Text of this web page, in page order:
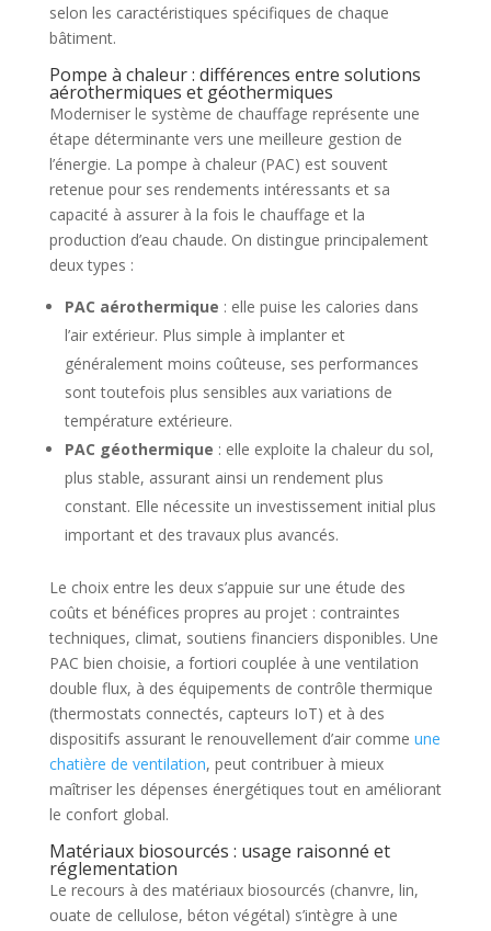
selon les caractéristiques spécifiques de chaque
bâtiment.
Pompe à chaleur : différences entre solutions
aérothermiques et géothermiques
Moderniser le système de chauffage représente une
étape déterminante vers une meilleure gestion de
l’énergie. La pompe à chaleur (PAC) est souvent
retenue pour ses rendements intéressants et sa
capacité à assurer à la fois le chauffage et la
production d’eau chaude. On distingue principalement
deux types :
PAC aérothermique : elle puise les calories dans
l’air extérieur. Plus simple à implanter et
généralement moins coûteuse, ses performances
sont toutefois plus sensibles aux variations de
température extérieure.
PAC géothermique : elle exploite la chaleur du sol,
plus stable, assurant ainsi un rendement plus
constant. Elle nécessite un investissement initial plus
important et des travaux plus avancés.
Le choix entre les deux s’appuie sur une étude des
coûts et bénéfices propres au projet : contraintes
techniques, climat, soutiens financiers disponibles. Une
PAC bien choisie, a fortiori couplée à une ventilation
double flux, à des équipements de contrôle thermique
(thermostats connectés, capteurs IoT) et à des
dispositifs assurant le renouvellement d’air comme une
chatière de ventilation, peut contribuer à mieux
maîtriser les dépenses énergétiques tout en améliorant
le confort global.
Matériaux biosourcés : usage raisonné et
réglementation
Le recours à des matériaux biosourcés (chanvre, lin,
ouate de cellulose, béton végétal) s’intègre à une